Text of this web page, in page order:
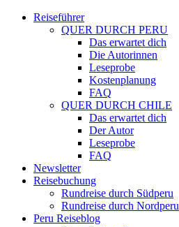
Reiseführer
QUER DURCH PERU
Das erwartet dich
Die Autorinnen
Leseprobe
Kostenplanung
FAQ
QUER DURCH CHILE
Das erwartet dich
Der Autor
Leseprobe
FAQ
Newsletter
Reisebuchung
Rundreise durch Südperu
Rundreise durch Nordperu
Peru Reiseblog